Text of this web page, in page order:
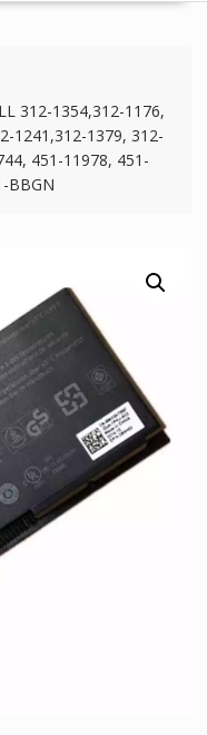
312-1354,312-1176,
1241,312-1379, 312-
451-11978, 451-
BBGN